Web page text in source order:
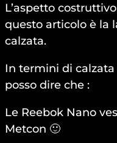
L’aspetto
questo articolo è la
calzata.
In termini di calzata
posso dire che :
Le Reebok Nano
Metcon 🙂